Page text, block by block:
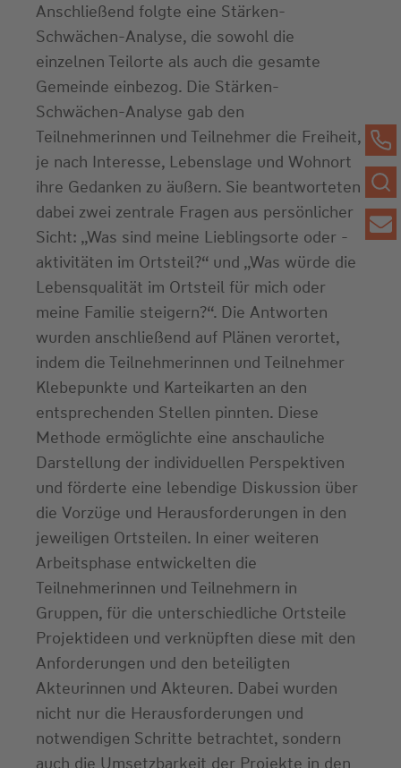
Anschließend folgte eine Stärken-
Schwächen-Analyse, die sowohl die
einzelnen Teilorte als auch die gesamte
Gemeinde einbezog. Die Stärken-
Schwächen-Analyse gab den
Teilnehmerinnen und Teilnehmer die Freiheit,
je nach Interesse, Lebenslage und Wohnort
ihre Gedanken zu äußern. Sie beantworteten
dabei zwei zentrale Fragen aus persönlicher
Sicht: „Was sind meine Lieblingsorte oder -
aktivitäten im Ortsteil?“ und „Was würde die
Lebensqualität im Ortsteil für mich oder
meine Familie steigern?“. Die Antworten
wurden anschließend auf Plänen verortet,
indem die Teilnehmerinnen und Teilnehmer
Klebepunkte und Karteikarten an den
entsprechenden Stellen pinnten. Diese
Methode ermöglichte eine anschauliche
Darstellung der individuellen Perspektiven
und förderte eine lebendige Diskussion über
die Vorzüge und Herausforderungen in den
jeweiligen Ortsteilen. In einer weiteren
Arbeitsphase entwickelten die
Teilnehmerinnen und Teilnehmern in
Gruppen, für die unterschiedliche Ortsteile
Projektideen und verknüpften diese mit den
Anforderungen und den beteiligten
Akteurinnen und Akteuren. Dabei wurden
nicht nur die Herausforderungen und
notwendigen Schritte betrachtet, sondern
auch die Umsetzbarkeit der Projekte in den